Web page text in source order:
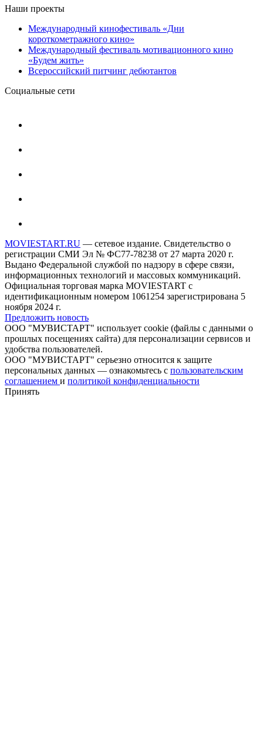
Наши проекты
Международный кинофестиваль «Дни
короткометражного кино»
Международный фестиваль мотивационного кино
«Будем жить»
Всероссийский питчинг дебютантов
Социальные сети
MOVIESTART.RU — сетевое издание. Свидетельство о
регистрации СМИ Эл № ФС77-78238 от 27 марта 2020 г.
Выдано Федеральной службой по надзору в сфере связи,
информационных технологий и массовых коммуникаций.
Официальная торговая марка MOVIESTART с
идентификационным номером 1061254 зарегистрирована 5
ноября 2024 г.
Предложить новость
ООО "МУВИСТАРТ" использует cookie (файлы с данными о
прошлых посещениях сайта) для персонализации сервисов и
удобства пользователей.
ООО "МУВИСТАРТ" серьезно относится к защите
персональных данных — ознакомьтесь с пользовательским
соглашением и политикой конфиденциальности
Принять